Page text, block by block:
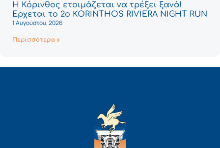
Η Κόρινθος ετοιμάζεται να τρέξει ξανά!
Έρχεται το 2ο KORINTHOS RIVIERA NIGHT RUN
1 Αυγούστου, 2026
Περισσότερα »